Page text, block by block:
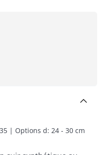
| Options d: 24 - 30 cm